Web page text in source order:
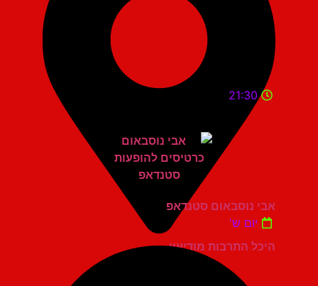
היכל התרבות מודיעין
21:30
אבי נוסבאום סטנדאפ
יום ש'